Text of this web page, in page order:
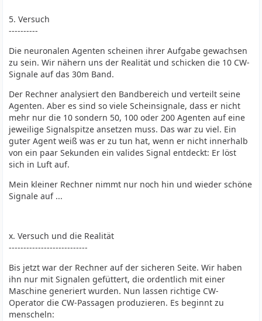
5. Versuch
----------
Die neuronalen Agenten scheinen ihrer Aufgabe gewachsen
zu sein. Wir nähern uns der Realität und schicken die 10 CW-
Signale auf das 30m Band.
Der Rechner analysiert den Bandbereich und verteilt seine
Agenten. Aber es sind so viele Scheinsignale, dass er nicht
mehr nur die 10 sondern 50, 100 oder 200 Agenten auf eine
jeweilige Signalspitze ansetzen muss. Das war zu viel. Ein
guter Agent weiß was er zu tun hat, wenn er nicht innerhalb
von ein paar Sekunden ein valides Signal entdeckt: Er löst
sich in Luft auf.
Mein kleiner Rechner nimmt nur noch hin und wieder schöne
Signale auf ...
x. Versuch und die Realität
---------------------------
Bis jetzt war der Rechner auf der sicheren Seite. Wir haben
ihn nur mit Signalen gefüttert, die ordentlich mit einer
Maschine generiert wurden. Nun lassen richtige CW-
Operator die CW-Passagen produzieren. Es beginnt zu
menscheln: